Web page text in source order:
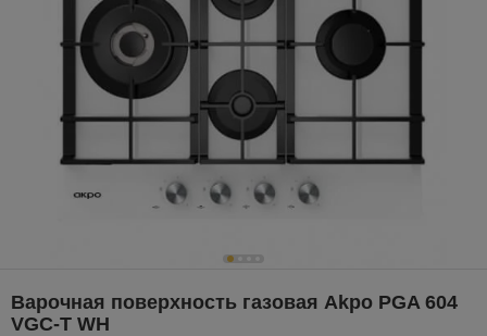
Варочная поверхность газовая Akpo PGA 604
VGC-T WH